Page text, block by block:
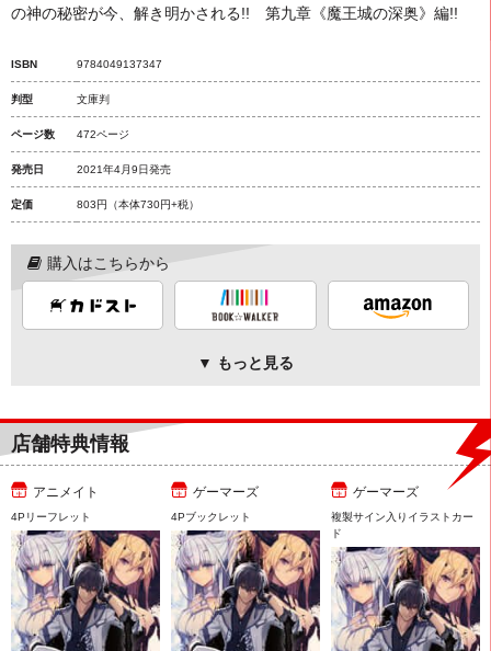
の神の秘密が今、解き明かされる!! 第九章《魔王城の深奥》編!!
ISBN 9784049137347
判型 文庫判
ページ数 472ページ
発売日 2021年4月9日発売
定価 803円 （本体730円+税）
購入はこちらから
▼ もっと見る
店舗特典情報
アニメイト
4Pリーフレット
ゲーマーズ
4Pブックレット
ゲーマーズ
複製サイン入りイラストカー
ド